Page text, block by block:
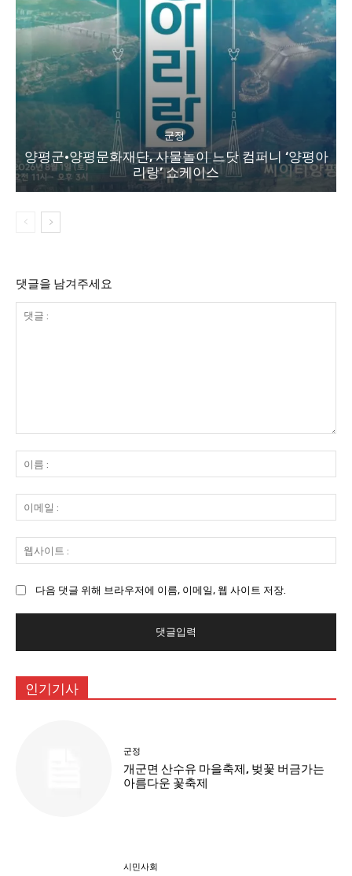
군정
양평군·양평문화재단, 사물놀이 느닷 컴퍼니 ‘양평아
리랑’ 쇼케이스
댓글을 남겨주세요
:
름
:
메
일
사
:
다음 댓글 위해 브라우저에 이름, 이메일, 웹 사이트 저장.
인기기사
군정
개군면 산수유 마을축제, 벚꽃 버금가는
아름다운 꽃축제
시민사회